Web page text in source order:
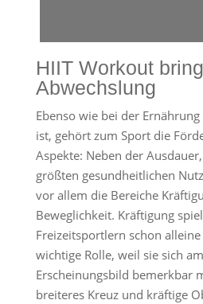
HIIT Workout
Abwechslung
Ebenso wie bei der
ist, gehört zum Sport die
Aspekte: Neben der
größten gesundheitlichen
vor allem die Bereiche
Beweglichkeit. Kräftigung
Freizeitsportlern schon
wichtige Rolle, weil sie sich
Erscheinungsbild bemerkbar
breiteres Kreuz und kräftige